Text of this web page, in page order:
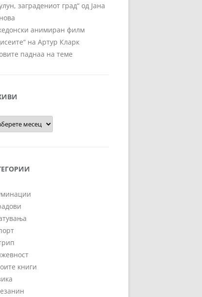
заградениот град“ од Јана
анимиран филм
на Артур Кларк
паднаа на теме
книги